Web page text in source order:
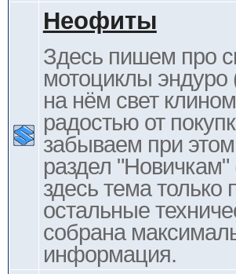
Неофиты
Здесь пишем про
мотоциклы эндуро
на нём свет
радостью от
забываем при
раздел
здесь тема
остальные
собрана
информация.